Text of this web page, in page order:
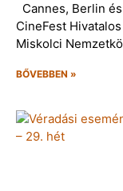
Cannes, Berlin
CineFest
Miskolci
BŐVEBBEN »